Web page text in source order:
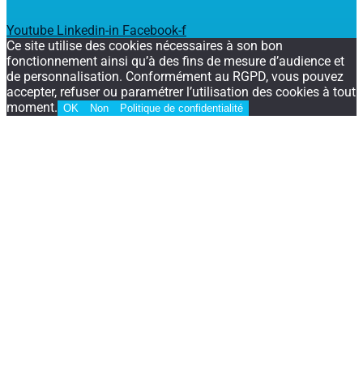
Youtube Linkedin-in Facebook-f
Ce site utilise des cookies nécessaires à son bon
fonctionnement ainsi qu’à des fins de mesure d’audience et
de personnalisation. Conformément au RGPD, vous pouvez
accepter, refuser ou paramétrer l’utilisation des cookies à tout
moment. OK Non Politique de confidentialité